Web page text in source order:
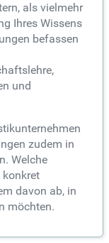
als vielmehr
Ihres Wissens
befassen
und
zudem in
Welche
davon ab, in
möchten.